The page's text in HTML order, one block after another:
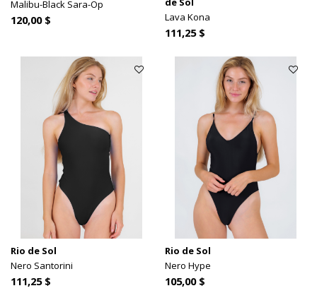
Malibu-Black Sara-Op
120,00 $
Lava Kona
111,25 $
Rio de Sol
Nero Santorini
111,25 $
Rio de Sol
Nero Hype
105,00 $